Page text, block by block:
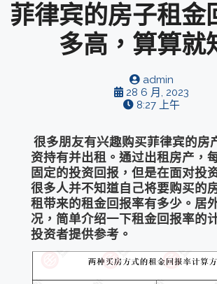
菲律宾的房子租金
多高，算算就
admin
28 6 月, 2023
8:27 上午
很多朋友有兴趣购买菲律宾的房
资持有并出租。通过出租房产，
固定的投资回报，但是在面对投
很多人并不知道自己将要购买的
租带来的租金回报率有多少。居
况，简单介绍一下租金回报率的
投资者提供参考。